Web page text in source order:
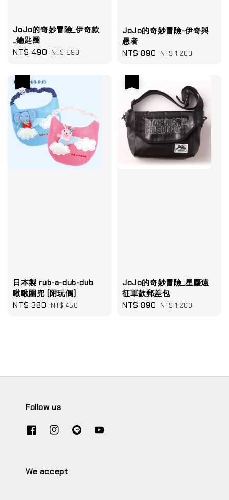
JoJo的奇妙冒險_伊奇款
_鑰匙圈
Sale
NT$ 490 Regular
NT$ 690
JoJo的奇妙冒險-伊奇與
愚者
Sale
NT$ 890 Regular
NT$ 1,200
日本製 rub-a-dub-dub
啾啾圍兜 (附玩偶)
Sale
NT$ 380 Regular
NT$ 450
JoJo的奇妙冒險_星塵遠
征軍款郵差包
Sale
NT$ 890 Regular
NT$ 1,200
Follow us
We accept